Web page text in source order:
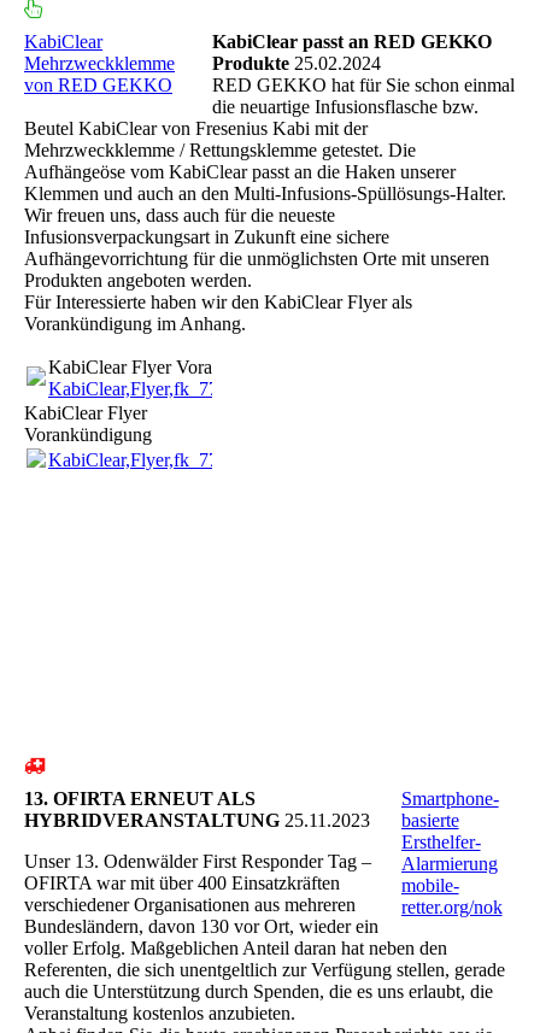
KabiClear
Mehrzweckklemme
von RED GEKKO
KabiClear passt an RED GEKKO
Produkte 25.02.2024
RED GEKKO hat für Sie schon einmal
die neuartige Infusionsflasche bzw.
Beutel KabiClear von Fresenius Kabi mit der
Mehrzweckklemme / Rettungsklemme getestet. Die
Aufhängeöse vom KabiClear passt an die Haken unserer
Klemmen und auch an den Multi-Infusions-Spüllösungs-Halter.
Wir freuen uns, dass auch für die neueste
Infusionsverpackungsart in Zukunft eine sichere
Aufhängevorrichtung für die unmöglichsten Orte mit unseren
Produkten angeboten werden.
Für Interessierte haben wir den KabiClear Flyer als
Vorankündigung im Anhang.
KabiClear Flyer Vorankündigung
KabiClear,Flyer,fk_7700511.pdf
KabiClear Flyer
Vorankündigung
KabiClear,Flyer,fk_7700511.pdf
Smartphone-
basierte
Ersthelfer-
Alarmierung
mobile-
retter.org/nok
13. OFIRTA ERNEUT ALS
HYBRIDVERANSTALTUNG 25.11.2023
Unser 13. Odenwälder First Responder Tag –
OFIRTA war mit über 400 Einsatzkräften
verschiedener Organisationen aus mehreren
Bundesländern, davon 130 vor Ort, wieder ein
voller Erfolg. Maßgeblichen Anteil daran hat neben den
Referenten, die sich unentgeltlich zur Verfügung stellen, gerade
auch die Unterstützung durch Spenden, die es uns erlaubt, die
Veranstaltung kostenlos anzubieten.